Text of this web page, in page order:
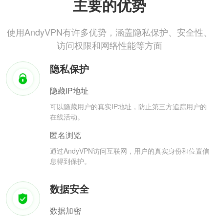
主要的优势
使用AndyVPN有许多优势，涵盖隐私保护、安全性、
访问权限和网络性能等方面
隐私保护
隐藏IP地址
可以隐藏用户的真实IP地址，防止第三方追踪用户的
在线活动。
匿名浏览
通过AndyVPN访问互联网，用户的真实身份和位置信
息得到保护。
数据安全
数据加密